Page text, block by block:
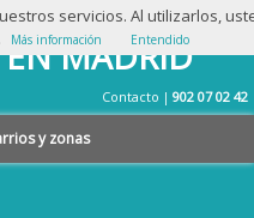
MADRID
Contacto | 902 07 02 42
y zonas
servicios. Al utilizarlos,
Más información Entendido